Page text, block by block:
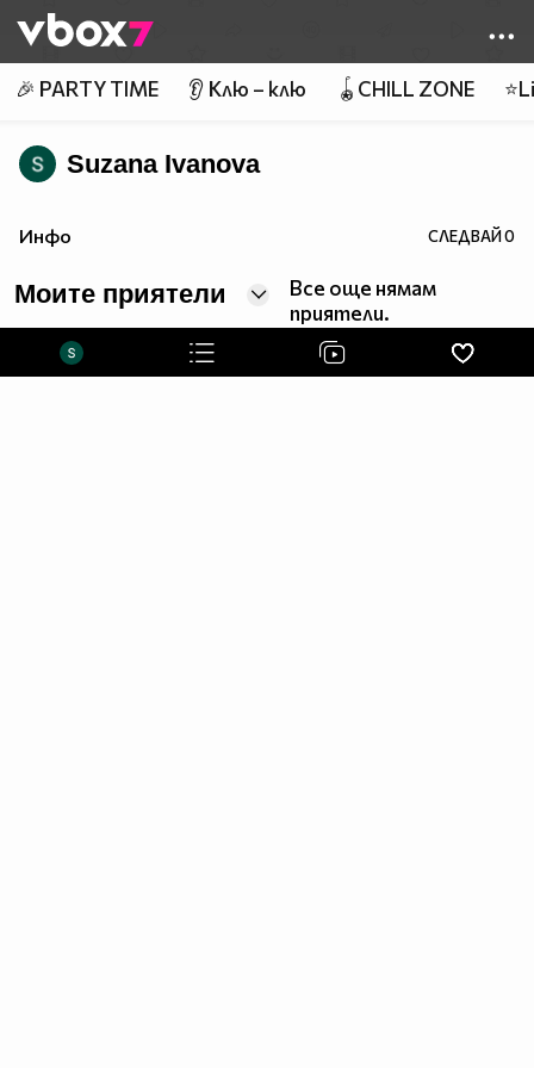
👾
🎉 PARTY TIME 👂 Клю – клю 🪀CHILL ZONE
Suzana Ivanova
Инфо СЛЕДВАЙ0
Моите приятели
Все още нямам
приятели.